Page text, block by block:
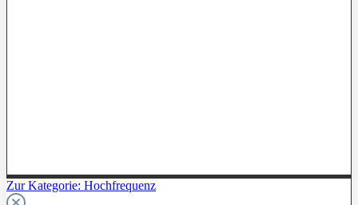
Zur Kategorie: Hochfrequenz